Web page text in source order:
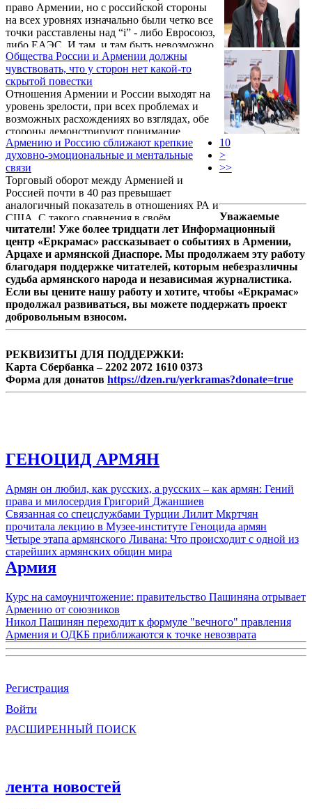
которая особенно на фоне празднования
столь важной даты задела за живое
потомков тех, чьи деды ушли на фронт, а
многие из них так и не вернулись.
право Армении, но с российской стороны
на всех уровнях изначально были четко все
точки расставлены над “i” - либо Евросоюз,
либо ЕАЭС. И там, и там быть невозможно.
Об этом заявил посол России в Армении
Сергей Копыркин.
Общества России и Армении должны
чувствовать, что у сторон нет какой-то
скрытой повестки
Отношения Армении и России выходят на
уровень зрелости, при всех проблемах и
возможных расхождениях во взглядах, обе
стороны демонстрируют понимание
важности этих связей. Такое мнение
выразил посол России Сергей Копыркин в
интервью Sputnik Армения.
Армению и Россию сближают крепкие
духовно-эмоциональные и ментальные
связи
Торговый оборот между Арменией и
Россией почти в 40 раз превышает
аналогичный показатель в отношениях РА и
США. С такого сравнения в своём
авторском подкасте на радио Sputnik
Армения стартовал политический аналитик
Арман Абовян в беседе с Чрезвычайным и
полномочным послом РФ в Армении
Сергеем Копыркиным. По словам гостя,
шкалой приоритетов, отражающей глубину
и многоплановость связей, является
накопленный объём российских
инвестиций, достигший рекордного для
10
>
>>
Уважаемые
читатели! Уже более тридцати лет Информационный
центр «Еркрамас» рассказывает о событиях в Армении,
Арцахе и армянской Диаспоре. Мы продолжаем эту работу
благодаря поддержке читателей, которым небезразличны
судьба армянского народа и независимая журналистика.
Если вы цените нашу работу и хотите, чтобы «Еркрамас»
продолжал развиваться, вы можете поддержать проект
добровольным взносом.
РЕКВИЗИТЫ ДЛЯ ПОДДЕРЖКИ:
Карта Сбербанка – 2202 2072 1610 0373
Форма для донатов https://dzen.ru/yerkramas?donate=true
ГЕНОЦИД АРМЯН
Армян он любил, как русских, а русских – как армян: Гений
права и милосердия Григорий Джаншиев
Связанная со спецслужбами Турции Лилит Мкртчян
прочитала лекцию в Музее-институте Геноцида армян
Четыре этапа армянского Ливана: Что происходит с одной из
старейших армянских общин мира
Армия
Курс на самоуничтожение: правительство Пашиняна отрывает
Армению от союзников
Никол Пашинян переходит к формуле "вечного" правления
Армения и ОДКБ приближаются к точке невозврата
Регистрация
Войти
РАСШИРЕННЫЙ ПОИСК
лента новостей